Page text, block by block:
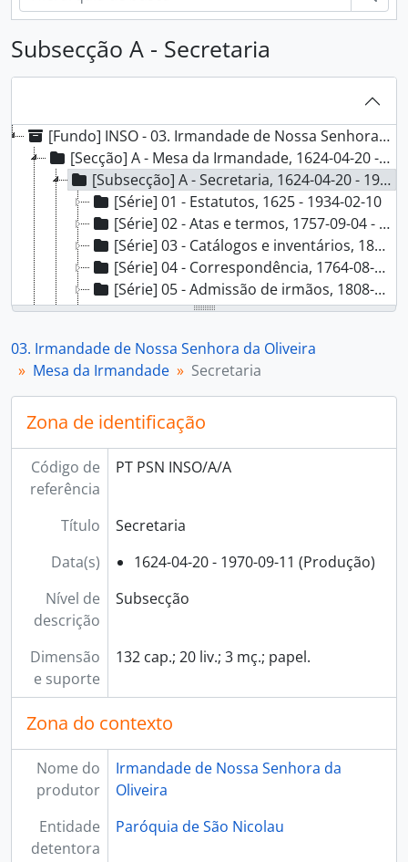
Subsecção A - Secretaria
[Fundo] INSO - 03. Irmandade de Nossa Senhora da Oliveira, 1624-04-20 - 1982
[Secção] A - Mesa da Irmandade, 1624-04-20 - 1982
[Subsecção] A - Secretaria, 1624-04-20 - 1970-09-11
[Série] 01 - Estatutos, 1625 - 1934-02-10
[Série] 02 - Atas e termos, 1757-09-04 - 1970-09-11
[Série] 03 - Catálogos e inventários, 1801-03-27 - 1872
[Série] 04 - Correspondência, 1764-08-10 - 1849-02-10
[Série] 05 - Admissão de irmãos, 1808-04-18 - 1916
[Série] 06 - Processos de aprendizes do ofício de confeiteiro, 1769-03-16 - 1861-12-04
[Série] 08 - Requerimentos, 1692-08-16 - 1946-03-09
[Série] 09 - Processos de propriedades, 1666-01-09 - 1920-04-07
[Série] 10 - Escrituras, 1680-11-06 - 1806-06-17
[Série] 11 - Sentenças e litígios, 1624-04-20 - 1911-09-23
[Subsecção] B - Tesouraria, 1690-01-28 - 1982
[Secção] B - Assembleia Geral, 1756 - 1860-01-29
03. Irmandade de Nossa Senhora da Oliveira
Mesa da Irmandade
Secretaria
Zona de identificação
Código de
referência
PT PSN INSO/A/A
Título
Secretaria
Data(s)
1624-04-20 - 1970-09-11 (Produção)
Nível de
descrição
Subsecção
Dimensão
e suporte
132 cap.; 20 liv.; 3 mç.; papel.
Zona do contexto
Nome do
produtor
Irmandade de Nossa Senhora da
Oliveira
Entidade
detentora
Paróquia de São Nicolau